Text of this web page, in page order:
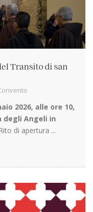
Transito di san
2026, alle ore 10,
degli Angeli in
di apertura ...